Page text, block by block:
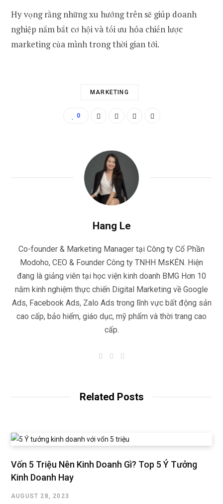
Hy vọng rằng những xu hướng trên sẽ giúp doanh
nghiệp nắm bắt cơ hội và tối ưu hóa chiến lược
marketing của mình trong thời gian tới.
MARKETING
0
Hang Le
Co-founder & Marketing Manager tại Công ty Cổ Phần
Modoho, CEO & Founder Công ty TNHH MsKÉN. Hiện
đang là giảng viên tại học viện kinh doanh BMG Hơn 10
năm kinh nghiệm thực chiến Digital Marketing về Google
Ads, Facebook Ads, Zalo Ads trong lĩnh vực bất động sản
cao cấp, bảo hiểm, giáo dục, mỹ phẩm và thời trang cao
cấp.
e
I
Related Posts
Vốn 5 Triệu Nên Kinh Doanh Gì? Top 5 Ý Tưởng
Kinh Doanh Hay
AUGUST 28, 2023